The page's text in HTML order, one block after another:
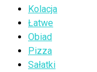
Kolacja
Łatwe
Obiad
Pizza
Sałatki